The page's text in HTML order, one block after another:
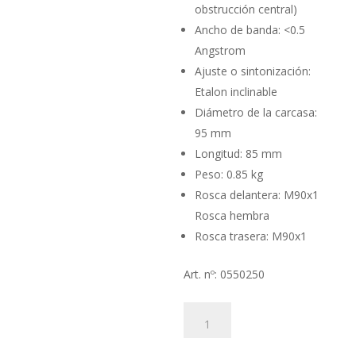
obstrucción central)
Ancho de banda: <0.5
Angstrom
Ajuste o sintonización:
Etalon inclinable
Diámetro de la carcasa:
95 mm
Longitud: 85 mm
Peso: 0.85 kg
Rosca delantera: M90x1
Rosca hembra
Rosca trasera: M90x1
Art. nº: 0550250
solar